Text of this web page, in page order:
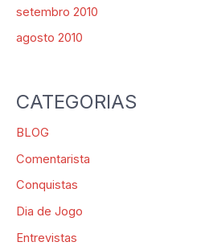
setembro 2010
agosto 2010
CATEGORIAS
BLOG
Comentarista
Conquistas
Dia de Jogo
Entrevistas